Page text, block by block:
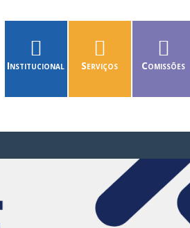
Institucional Serviços Comissões